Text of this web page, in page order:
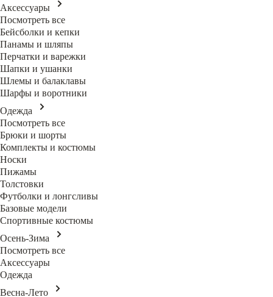
Аксессуары
Посмотреть все
Бейсболки и кепки
Панамы и шляпы
Перчатки и варежки
Шапки и ушанки
Шлемы и балаклавы
Шарфы и воротники
Одежда
Посмотреть все
Брюки и шорты
Комплекты и костюмы
Носки
Пижамы
Толстовки
Футболки и лонгсливы
Базовые модели
Спортивные костюмы
Осень-Зима
Посмотреть все
Аксессуары
Одежда
Весна-Лето